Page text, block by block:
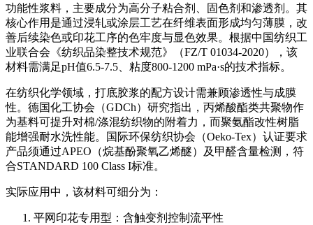
功能性浆料，主要成分为高分子粘合剂、固色剂和渗透剂。其
核心作用是通过浸轧或涂层工艺在纤维表面形成均匀薄膜，改
善后续染色或印花工序的色牢度与显色效果。根据中国纺织工
业联合会《纺织品染整技术规范》（FZ/T 01034-2020），该
材料需满足pH值6.5-7.5、粘度800-1200 mPa·s的技术指标。
在纺织化学领域，打底胶浆的配方设计需兼顾渗透性与成膜
性。德国化工协会（GDCh）研究指出，丙烯酸酯类共聚物作
为基料可提升对棉/涤混纺织物的附着力，而聚氨酯改性树脂
能增强耐水洗性能。国际环保纺织协会（Oeko-Tex）认证要求
产品须通过APEO（烷基酚聚氧乙烯醚）及甲醛含量检测，符
合STANDARD 100 Class I标准。
实际应用中，该材料可细分为：
平网印花专用型：含触变剂控制流平性